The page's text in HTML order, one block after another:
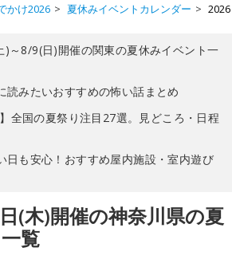
かけ2026 夏休みイベントカレンダー
)～8/9(日)開催の関東の夏休みイベント一
読みたいおすすめの怖い話まとめ
全国の夏祭り注目27選。見どころ・日程
日も安心！おすすめ屋内施設・室内遊び
(木)開催の神奈川県の夏
覧